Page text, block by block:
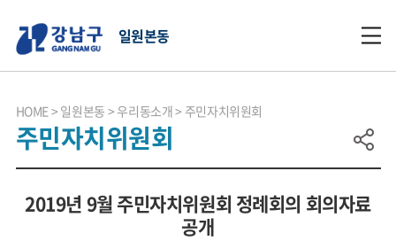
일원본동
HOME 일원본동 우리동소개 주민자치위원회
주민자치위원회
2019년 9월 주민자치위원회 정례회의 회의자료
공개